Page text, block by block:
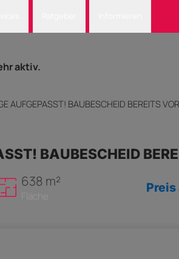
aktiv.
AUFGEPASST! BAUBESCHEID BEREITS
BAUBESCHEID
638 m²
Fläche